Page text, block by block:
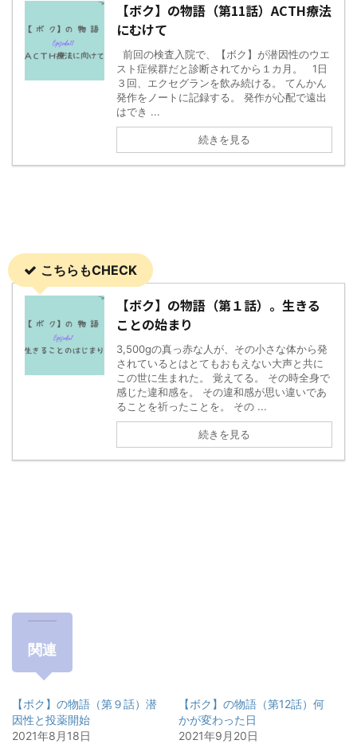
【ボク】の物語（第11話）ACTH療法
にむけて
前回の検査入院で、【ボク】が潜因性のウエ
スト症候群だと診断されてから１カ月。 1日
３回、エクセグランを飲み続ける。 てんかん
発作をノートに記録する。 発作が心配で遠出
はでき ...
続きを見る
こちらもCHECK
【ボク】の物語（第１話）。生きる
ことの始まり
3,500gの真っ赤な人が、その小さな体から発
されているとはとてもおもえない大声と共に
この世に生まれた。 覚えてる。 その時全身で
感じた違和感を。 その違和感が思い違いであ
ることを祈ったことを。 その ...
続きを見る
関連
【ボク】の物語（第９話）潜
因性と投薬開始
2021年8月18日
【ボク】の物語（第12話）何
かが変わった日
2021年9月20日